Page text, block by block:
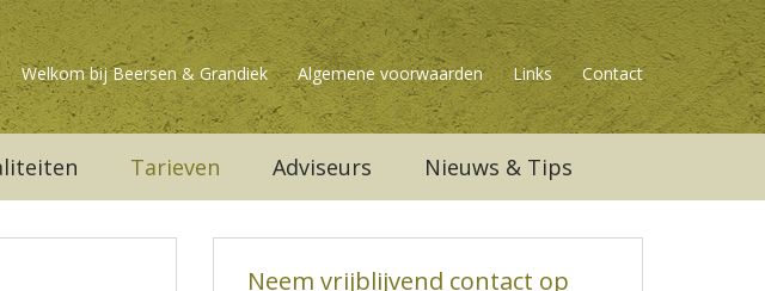
Welkom bij Beersen & Grandiek Algemene voorwaarden Links Contact
Tarieven Adviseurs Nieuws & Tips
Neem vrijblijvend contact op